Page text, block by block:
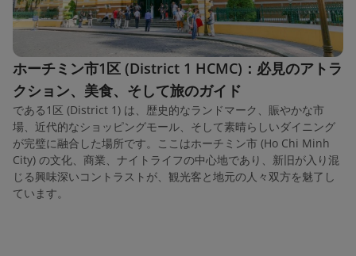
ホーチミン市1区 (District 1 HCMC)：必見のアトラ
クション、美食、そして旅のガイド
である1区 (District 1) は、歴史的なランドマーク、賑やかな市
場、近代的なショッピングモール、そして素晴らしいダイニング
が完璧に融合した場所です。ここはホーチミン市 (Ho Chi Minh
City) の文化、商業、ナイトライフの中心地であり、新旧が入り混
じる興味深いコントラストが、観光客と地元の人々双方を魅了し
ています。